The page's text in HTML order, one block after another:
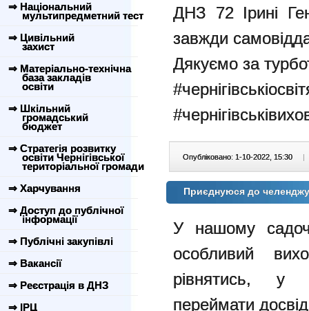
⇒ Національний
мультипредметний тест
⇒ Цивільний
захист
⇒ Матеріально-технічна
база закладів
освіти
⇒ Шкільний
громадський
бюджет
⇒ Стратегія розвитку
освіти Чернігівської
територіальної громади
⇒ Харчування
⇒ Доступ до публічної
інформації
⇒ Публічні закупівлі
⇒ Вакансії
⇒ Реєстрація в ДНЗ
⇒ ІРЦ
ДНЗ 72 Ірині
завжди
Дякуємо за
Опубліковано: 1-10-2022, 15:30 |
Приєднуюся до челенджу
У нашому
особливий
рівнятись, у
переймати